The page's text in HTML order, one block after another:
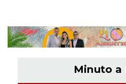
Minuto a